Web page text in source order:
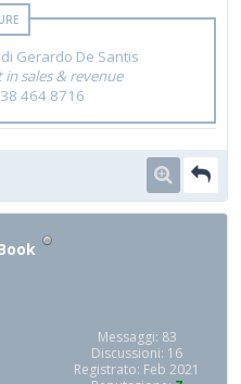
di Gerardo De Santis
sales & revenue
464 8716
Messaggi: 83
Discussioni: 16
Registrato: Feb 2021